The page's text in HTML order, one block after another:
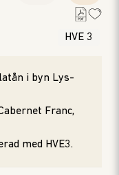
HVE 3
i byn Lys-
Franc,
med HVE3.